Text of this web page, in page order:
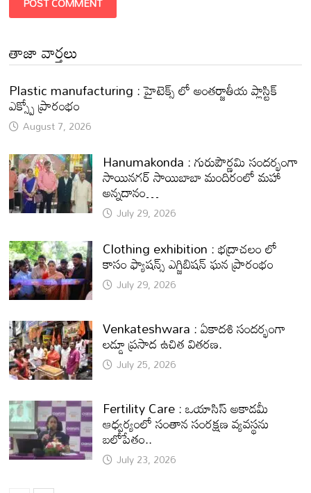
తాజా వార్తలు
Plastic manufacturing : హైటెక్స్ లో అంతర్జాతీయ ప్లాస్టిక్
ఎక్స్పో ప్రారంభం
August 7, 2026
Hanumakonda : గురుపౌర్ణమి సందర్భంగా
సాయినగర్‌ సాయిబాబా మందిరంలో మహా
అన్నదానం…
July 29, 2026
Clothing exhibition : భద్రాచలం లో
కాసం ఫ్యాషన్స్ ఎగ్జిబిషన్ ఘన ప్రారంభం
July 29, 2026
Venkateshwara : ఏకాదశి సందర్భంగా
లడ్డూ ప్రసాద ఉచిత వితరణ.
July 25, 2026
Fertility Care : ఒయాసిస్ అకాడమీ
ఆధ్వర్యంలో సంతాన సంరక్షణ వ్యవస్థను
బలోపేతం..
July 23, 2026